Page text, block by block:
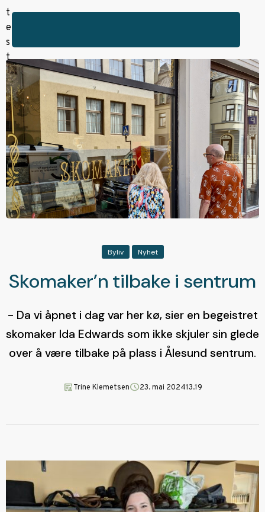
Byliv Nyhet
Skomaker’n tilbake i sentrum
- Da vi åpnet i dag var her kø, sier en begeistret
skomaker Ida Edwards som ikke skjuler sin glede
over å være tilbake på plass i Ålesund sentrum.
article_personTrine Klemetsenschedule23. mai 202413.19